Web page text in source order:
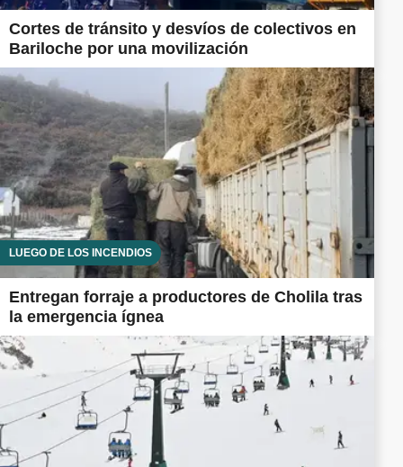
Cortes de tránsito y desvíos de colectivos en
Bariloche por una movilización
LUEGO DE LOS INCENDIOS
Entregan forraje a productores de Cholila tras
la emergencia ígnea